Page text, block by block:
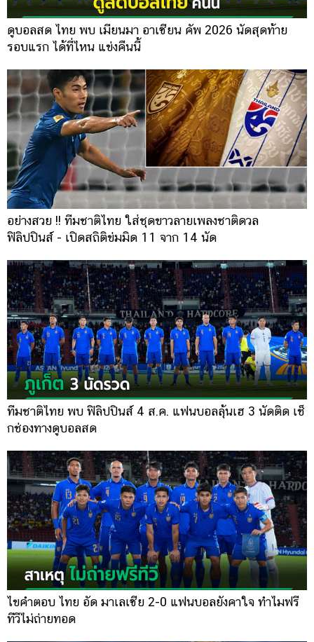
ดูบอลสด ไทย พบ เมียนมา อาเซียน คัพ 2026 นัดสุดท้าย
รอบแรก ได้ที่ไหน แข่งคืนนี้
อย่างสวย !! ทีมชาติไทย ใส่ชุดขาวลายเพลงชาติดวล
ฟิลิปปินส์ - เปิดสถิติข่มมิด 11 จาก 14 นัด
ทีมชาติไทย พบ ฟิลิปปินส์ 4 ส.ค. แฟนบอลลุ้นเฮ 3 นัดติด เช็
กช่องทางดูบอลสด
ไขคำตอบ ไทย อัด มาเลเซีย 2-0 แฟนบอลยังคาใจ ทำไมฟรี
ทีวีไม่ถ่ายทอด